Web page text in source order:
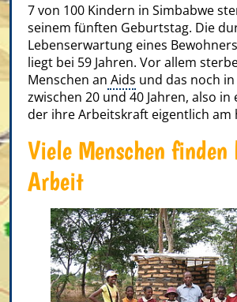
7 von 100 Kindern in Simbabwe
seinem fünften Geburtstag. Die
Lebenserwartung eines
liegt bei 59 Jahren. Vor allem
Menschen an Aids und das noch
zwischen 20 und 40 Jahren, also in
der ihre Arbeitskraft eigentlich am
Viele Menschen finden
Arbeit